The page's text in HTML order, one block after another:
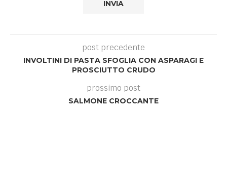
post precedente
INVOLTINI DI PASTA SFOGLIA CON ASPARAGI E
PROSCIUTTO CRUDO
prossimo post
SALMONE CROCCANTE